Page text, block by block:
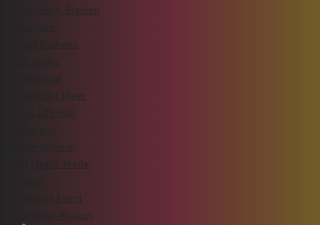
Erika-Fisch-Stadion
Neues Rathaus
Steinhuder Meer
Swiss Life Hall
Wattenscheid
VGH Finals-Meile
Rund ums Event
Gastgeber-Region